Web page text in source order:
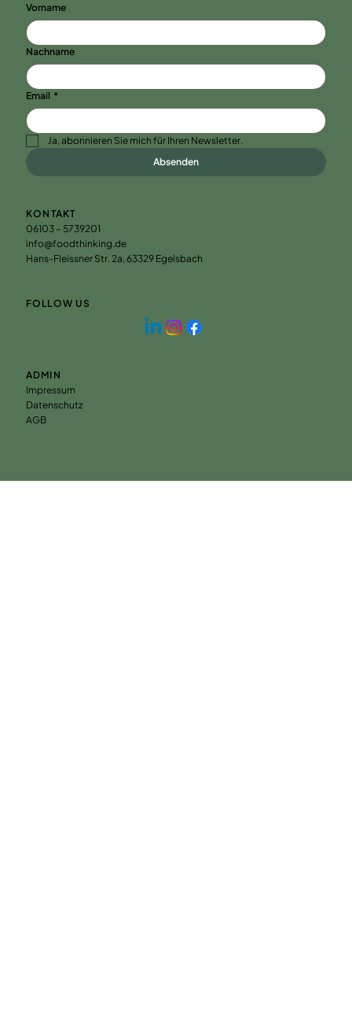
KONTAKT
06103 – 5739201
info@foodthinking.de
Hans-Fleissner Str. 2a, 63329 Egelsbach
FOLLOW US
Vorname
Nachname
Email *
Ja, abonnieren Sie mich für Ihren Newsletter.
Absenden
ADMIN
Impressum
Datenschutz
AGB